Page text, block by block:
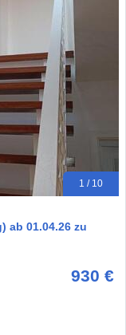
1 / 10
ab 01.04.26 zu
930 €